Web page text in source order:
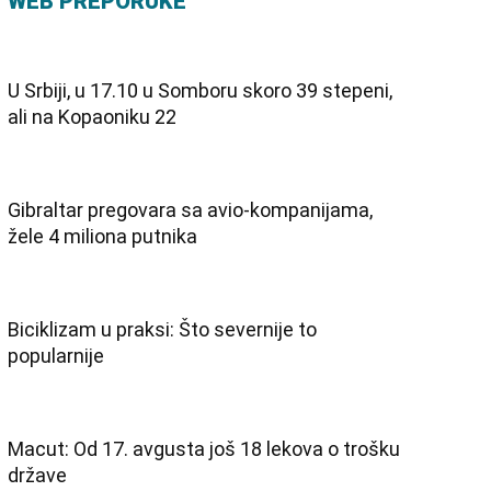
Gibraltar pregovara sa avio-kompanijama,
žele 4 miliona putnika